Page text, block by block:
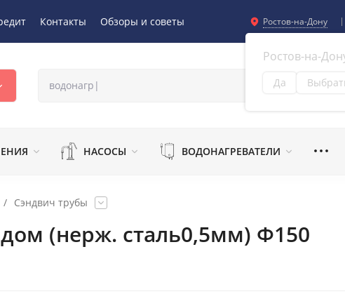
Контакты Обзоры и советы Ростов-на-Дону
Ростов-на-
Да
НАСОСЫ ВОДОНАГРЕВАТЕЛИ
/ Сэндвич трубы
(нерж. сталь0,5мм) Ф150